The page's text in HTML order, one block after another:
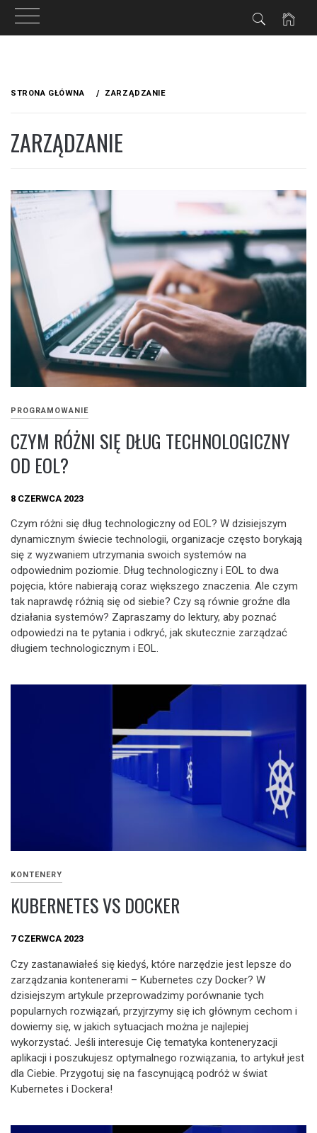
STRONA GŁÓWNA ZARZĄDZANIE
ZARZĄDZANIE
PROGRAMOWANIE
CZYM RÓŻNI SIĘ DŁUG TECHNOLOGICZNY
OD EOL?
8 CZERWCA 2023
Czym różni się dług technologiczny od EOL? W dzisiejszym
dynamicznym świecie technologii, organizacje często borykają
się z wyzwaniem utrzymania swoich systemów na
odpowiednim poziomie. Dług technologiczny i EOL to dwa
pojęcia, które nabierają coraz większego znaczenia. Ale czym
tak naprawdę różnią się od siebie? Czy są równie groźne dla
działania systemów? Zapraszamy do lektury, aby poznać
odpowiedzi na te pytania i odkryć, jak skutecznie zarządzać
długiem technologicznym i EOL.
KONTENERY
KUBERNETES VS DOCKER
7 CZERWCA 2023
Czy zastanawiałeś się kiedyś, które narzędzie jest lepsze do
zarządzania kontenerami – Kubernetes czy Docker? W
dzisiejszym artykule przeprowadzimy porównanie tych
popularnych rozwiązań, przyjrzymy się ich głównym cechom i
dowiemy się, w jakich sytuacjach można je najlepiej
wykorzystać. Jeśli interesuje Cię tematyka konteneryzacji
aplikacji i poszukujesz optymalnego rozwiązania, to artykuł jest
dla Ciebie. Przygotuj się na fascynującą podróż w świat
Kubernetes i Dockera!